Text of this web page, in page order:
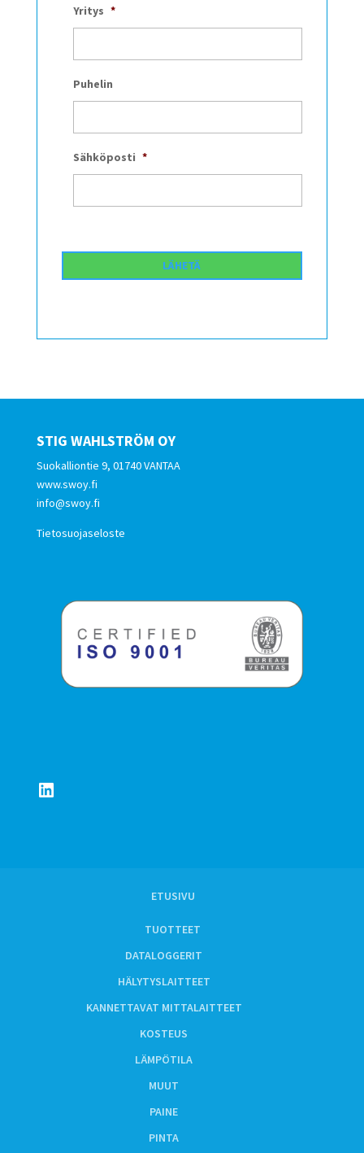
Yritys *
Puhelin
Sähköposti *
STIG WAHLSTRÖM OY
Suokalliontie 9, 01740 VANTAA
www.swoy.fi
info@swoy.fi
Tietosuojaseloste
LinkedIn
ETUSIVU
TUOTTEET
DATALOGGERIT
HÄLYTYSLAITTEET
KANNETTAVAT MITTALAITTEET
KOSTEUS
LÄMPÖTILA
MUUT
PAINE
PINTA